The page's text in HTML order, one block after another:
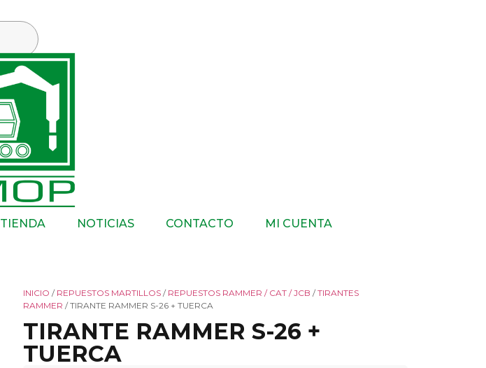
TIENDA NOTICIAS CONTACTO MI CUENTA
INICIO / REPUESTOS MARTILLOS / REPUESTOS RAMMER / CAT / JCB /TIRANTES
RAMMER / TIRANTE RAMMER S-26 + TUERCA
TIRANTE RAMMER S-26 +
TUERCA